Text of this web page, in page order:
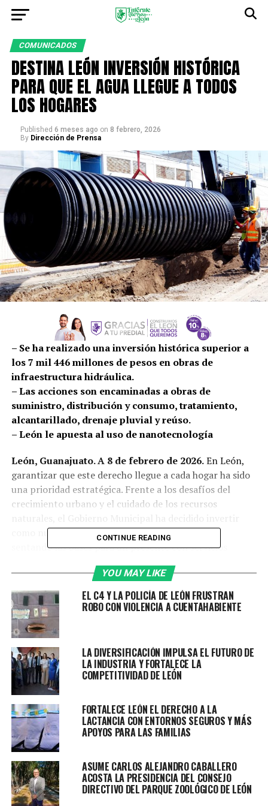
COMUNICADOS
DESTINA LEÓN INVERSIÓN HISTÓRICA
PARA QUE EL AGUA LLEGUE A TODOS
LOS HOGARES
Published 6 meses ago on 8 febrero, 2026
By Dirección de Prensa
– Se ha realizado una inversión histórica superior a
los 7 mil 446 millones de pesos en obras de
infraestructura hidráulica.
– Las acciones son encaminadas a obras de
suministro, distribución y consumo, tratamiento,
alcantarillado, drenaje pluvial y reúso.
– León le apuesta al uso de nanotecnología
León, Guanajuato. A 8 de febrero de 2026.En León,
garantizar que este derecho llegue a cada hogar ha sido
una prioridad estratégica. Frente a los desafíos del
crecimiento urbano y el cuidado de los recursos
como nunca antes en infraestructura hidráulica,
sentando las bases para un presente con servicios
Por ello, del 2021 al 2025, el Gobierno Municipal, a
través del Sistema de Agua Potable y Alcantarillado de
León (SAPAL), ha realizado una inversión histórica
superior a los 7 mil 446 millones de pesos en obras de
infraestructura hidráulica.
Estas acciones se han llevado a cabo en las siete
delegaciones del municipio, beneficiando a toda la
población mediante obras de suministro, distribución y
consumo, tratamiento, alcantarillado, drenaje pluvial y
reuso, fortaleciendo así el sistema hídrico de la ciudad.
Durante el 2021, con una inversión superior a 1 mil 191
millones se realizó la rehabilitación de la red de
distribución de agua potable en el fraccionamiento
Haciendas el Rosario y de la colonia Bellavista Sección
CONTINUE READING
YOU MAY LIKE
EL C4 Y LA POLICÍA DE LEÓN FRUSTRAN
ROBO CON VIOLENCIA A CUENTAHABIENTE
LA DIVERSIFICACIÓN IMPULSA EL FUTURO DE
LA INDUSTRIA Y FORTALECE LA
COMPETITIVIDAD DE LEÓN
FORTALECE LEÓN EL DERECHO A LA
LACTANCIA CON ENTORNOS SEGUROS Y MÁS
APOYOS PARA LAS FAMILIAS
ASUME CARLOS ALEJANDRO CABALLERO
ACOSTA LA PRESIDENCIA DEL CONSEJO
DIRECTIVO DEL PARQUE ZOOLÓGICO DE LEÓN